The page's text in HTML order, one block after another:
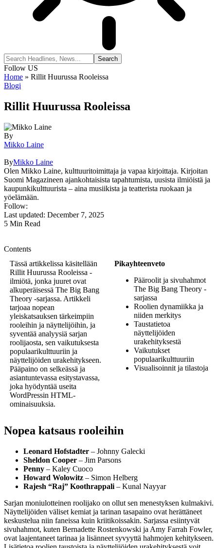
Follow US
Home » Rillit Huurussa Rooleissa
Blogi
Rillit Huurussa Rooleissa
By
Mikko Laine
ByMikko Laine
Olen Mikko Laine, kulttuuritoimittaja ja vapaa kirjoittaja. Kirjoitan
Suomi Magazineen ajankohtaisista tapahtumista, uusista ilmiöistä ja
kaupunkikulttuurista – aina musiikista ja teatterista ruokaan ja
yöelämään.
Follow:
Last updated: December 7, 2025
5 Min Read
Contents
Tässä artikkelissa käsitellään
Rillit Huurussa Rooleissa -
ilmiötä, jonka juuret ovat
alkuperäisessä The Big Bang
Theory -sarjassa. Artikkeli
tarjoaa nopean
yleiskatsauksen tärkeimpiin
rooleihin ja näyttelijöihin, ja
syventää analyysiä sarjan
roolijaosta, sen vaikutuksesta
populaarikulttuuriin ja
näyttelijöiden urakehitykseen.
Pääpaino on selkeässä ja
asiantuntevassa esitystavassa,
joka hyödyntää useita
WordPressin HTML-
ominaisuuksia.
Pikayhteenveto
Pääroolit ja sivuhahmot
The Big Bang Theory -
sarjassa
Roolien dynamiikka ja
niiden merkitys
Taustatietoa
näyttelijöiden
urakehityksestä
Vaikutukset
populaarikulttuuriin
Visualisoinnit ja tilastoja
Nopea katsaus rooleihin
Leonard Hofstadter – Johnny Galecki
Sheldon Cooper – Jim Parsons
Penny – Kaley Cuoco
Howard Wolowitz – Simon Helberg
Rajesh “Raj” Koothrappali – Kunal Nayyar
Sarjan moniulotteinen roolijako on ollut sen menestyksen kulmakivi.
Näyttelijöiden väliset kemiat ja tarinan tasapaino ovat herättäneet
keskustelua niin faneissa kuin kriitikoissakin. Sarjassa esiintyvät
sivuhahmot, kuten Bernadette Rostenkowski ja Amy Farrah Fowler,
ovat laajentaneet tarinaa ja lisänneet syvyyttä hahmojen kehitykseen.